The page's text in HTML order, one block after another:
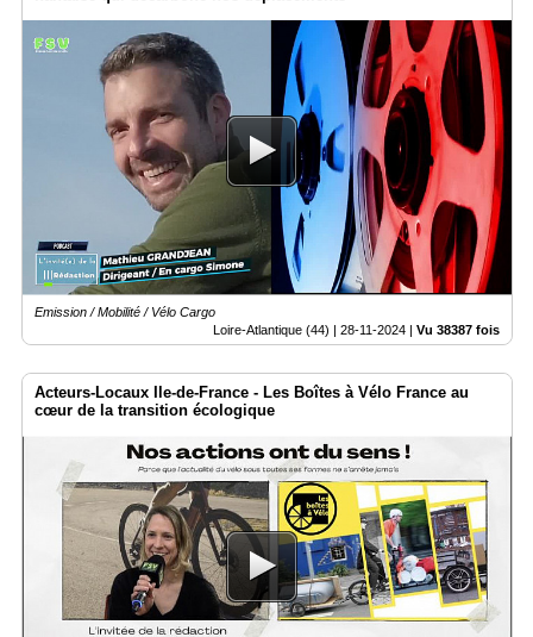
Emission / Mobilité / Vélo Cargo
Loire-Atlantique (44) | 28-11-2024 | Vu 38387 fois
Acteurs-Locaux Ile-de-France - Les Boîtes à Vélo France au
cœur de la transition écologique